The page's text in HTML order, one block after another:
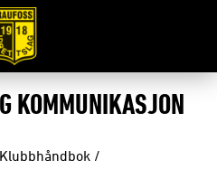
KOMMUNIKASJON
Klubbhåndbok /